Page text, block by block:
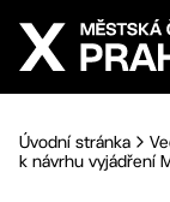
Přejít na hlavní
Úvodní stránka
k návrhu vyjádření